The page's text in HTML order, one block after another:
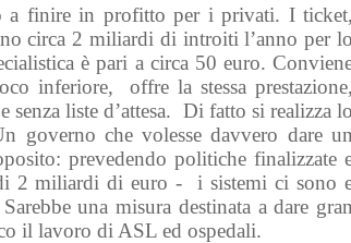
a finire in profitto per i privati. I ticket,
circa 2 miliardi di introiti l’anno per lo
è pari a circa 50 euro.
inferiore, offre la stessa prestazione,
senza liste d’attesa. Di fatto si realizza lo
governo che volesse davvero dare un
prevedendo politiche finalizzate
2 miliardi di euro - i sistemi ci sono
una misura destinata a dare gran
il lavoro di ASL ed ospedali.